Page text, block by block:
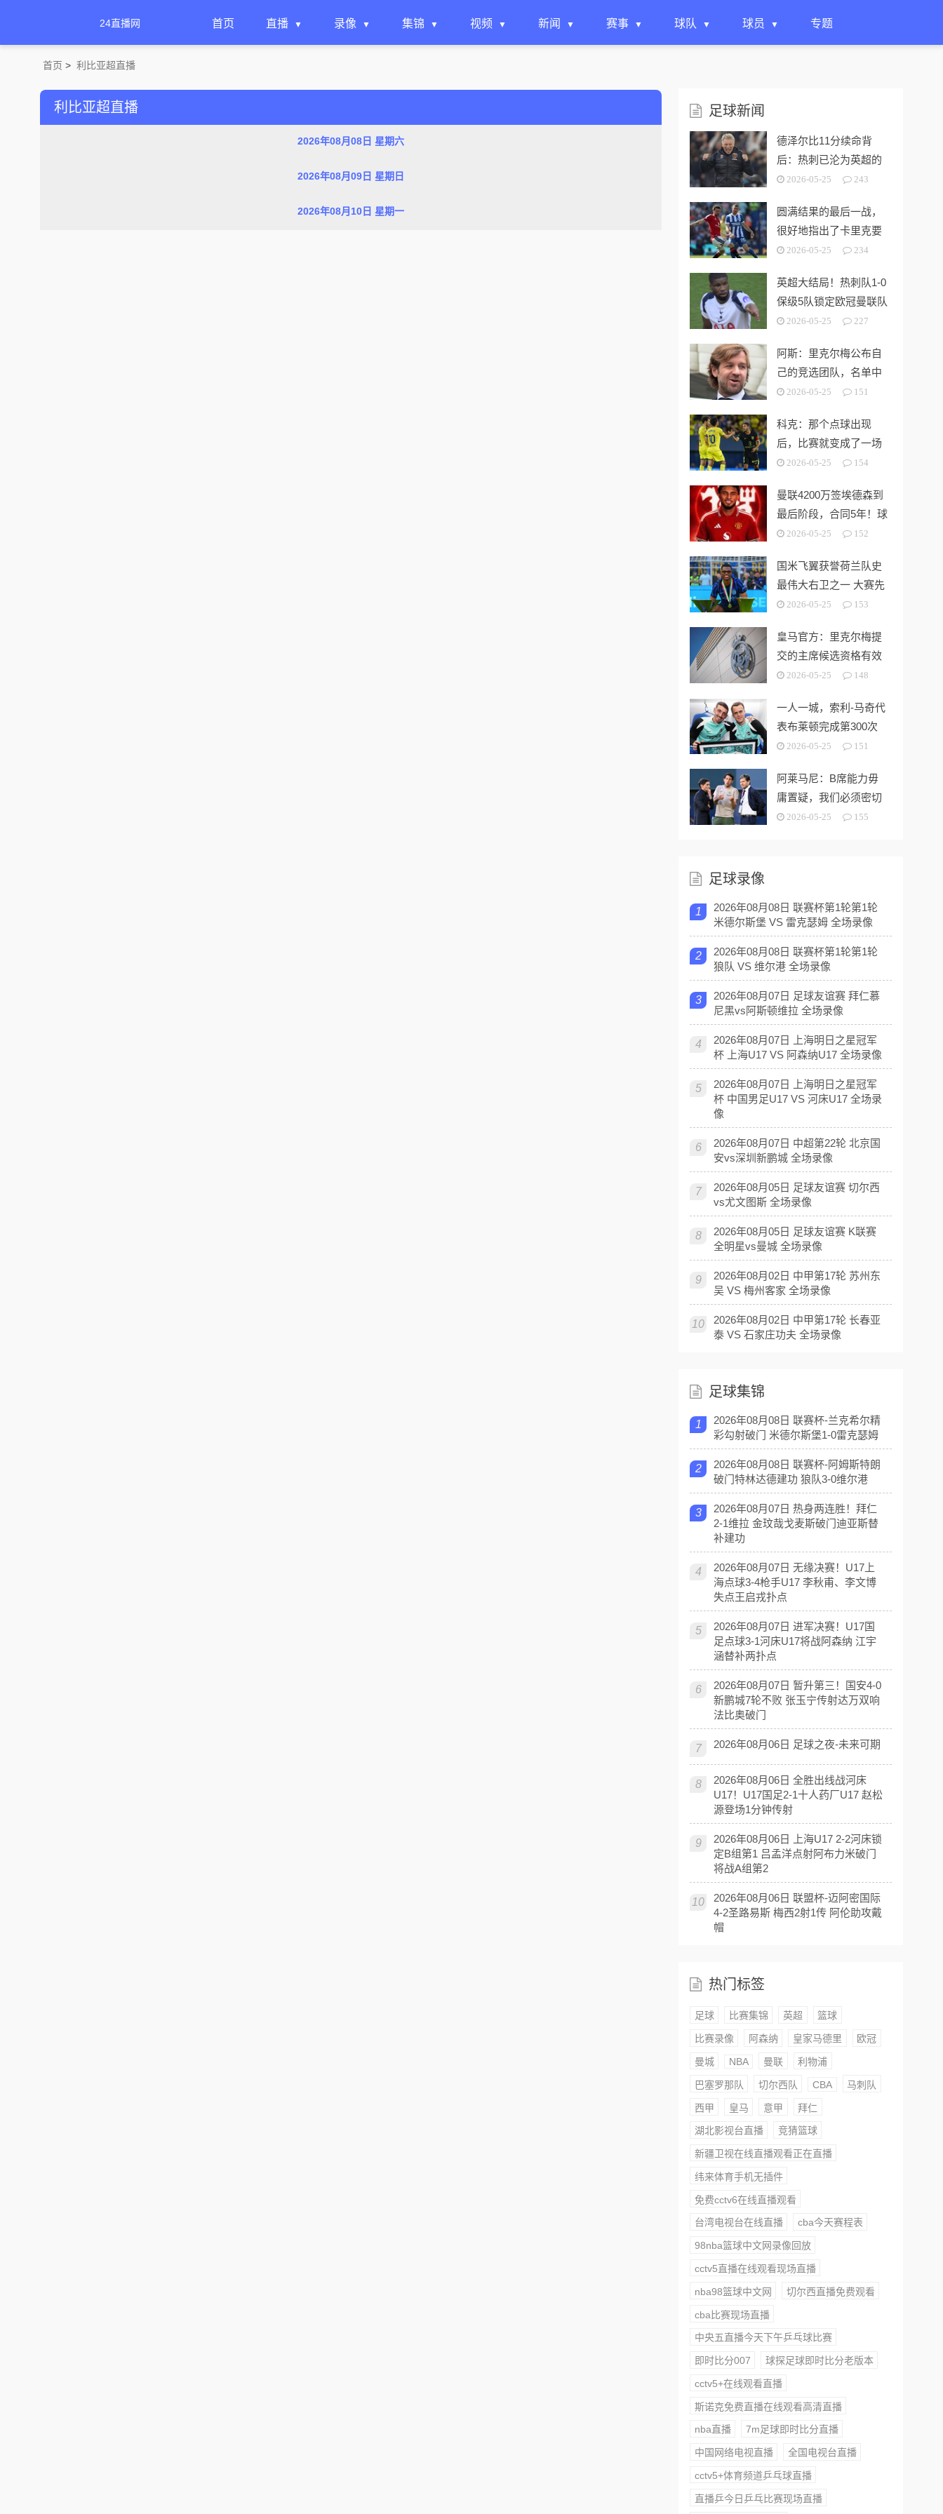
24直播网 首页 直播 录像 集锦 视频 新闻 赛事 球队 球员 专题
首页 > 利比亚超直播
利比亚超直播
2026年08月08日 星期六
2026年08月09日 星期日
2026年08月10日 星期一
足球新闻
德泽尔比11分续命背
后：热刺已沦为英超的
“系统性风险样本”！
2026-05-25 243
圆满结果的最后一战，
很好地指出了卡里克要
解决的终极问题
2026-05-25 234
英超大结局！热刺队1-0
保级5队锁定欧冠曼联队
第3切尔西无缘欧战
2026-05-25 227
阿斯：里克尔梅公布自
己的竞选团队，名单中
包括多名企业家
2026-05-25 151
科克：那个点球出现
后，比赛就变成了一场
灾难
2026-05-25 154
曼联4200万签埃德森到
最后阶段，合同5年！球
员拒绝别队只等红魔
2026-05-25 152
国米飞翼获誉荷兰队史
最伟大右卫之一 大赛先
生能否比肩巴萨传奇
2026-05-25 153
皇马官方：里克尔梅提
交的主席候选资格有效
2026-05-25 148
一人一城，索利-马奇代
表布莱顿完成第300次
出场
2026-05-25 151
阿莱马尼：B席能力毋
庸置疑，我们必须密切
关注今夏市场动向
2026-05-25 155
足球录像
1
2026年08月08日 联赛杯第1轮第1轮
米德尔斯堡 VS 雷克瑟姆 全场录像
2
2026年08月08日 联赛杯第1轮第1轮
狼队 VS 维尔港 全场录像
3
2026年08月07日 足球友谊赛 拜仁慕
尼黑vs阿斯顿维拉 全场录像
4
2026年08月07日 上海明日之星冠军
杯 上海U17 VS 阿森纳U17 全场录像
5
2026年08月07日 上海明日之星冠军
杯 中国男足U17 VS 河床U17 全场录
像
6
2026年08月07日 中超第22轮 北京国
安vs深圳新鹏城 全场录像
7
2026年08月05日 足球友谊赛 切尔西
vs尤文图斯 全场录像
8
2026年08月05日 足球友谊赛 K联赛
全明星vs曼城 全场录像
9
2026年08月02日 中甲第17轮 苏州东
吴 VS 梅州客家 全场录像
10
2026年08月02日 中甲第17轮 长春亚
泰 VS 石家庄功夫 全场录像
足球集锦
1
2026年08月08日 联赛杯-兰克希尔精
彩勾射破门 米德尔斯堡1-0雷克瑟姆
2
2026年08月08日 联赛杯-阿姆斯特朗
破门特林达德建功 狼队3-0维尔港
3
2026年08月07日 热身两连胜！拜仁
2-1维拉 金玟哉戈麦斯破门迪亚斯替
补建功
4
2026年08月07日 无缘决赛！U17上
海点球3-4枪手U17 李秋甫、李文博
失点王启戎扑点
5
2026年08月07日 进军决赛！U17国
足点球3-1河床U17将战阿森纳 江宇
涵替补两扑点
6
2026年08月07日 暂升第三！国安4-0
新鹏城7轮不败 张玉宁传射达万双响
法比奥破门
7 2026年08月06日 足球之夜-未来可期
8
2026年08月06日 全胜出线战河床
U17！U17国足2-1十人药厂U17 赵松
源登场1分钟传射
9
2026年08月06日 上海U17 2-2河床锁
定B组第1 吕孟洋点射阿布力米破门
将战A组第2
10
2026年08月06日 联盟杯-迈阿密国际
4-2圣路易斯 梅西2射1传 阿伦助攻戴
帽
热门标签
足球 比赛集锦 英超 篮球
比赛录像 阿森纳 皇家马德里 欧冠
曼城 NBA 曼联 利物浦
巴塞罗那队 切尔西队 CBA 马刺队
西甲 皇马 意甲 拜仁
湖北影视台直播 竞猜篮球
新疆卫视在线直播观看正在直播
纬来体育手机无插件
免费cctv6在线直播观看
台湾电视台在线直播 cba今天赛程表
98nba篮球中文网录像回放
cctv5直播在线观看现场直播
nba98篮球中文网 切尔西直播免费观看
cba比赛现场直播
中央五直播今天下午乒乓球比赛
即时比分007 球探足球即时比分老版本
cctv5+在线观看直播
斯诺克免费直播在线观看高清直播
nba直播 7m足球即时比分直播
中国网络电视直播 全国电视台直播
cctv5+体育频道乒乓球直播
直播乒今日乒乓比赛现场直播